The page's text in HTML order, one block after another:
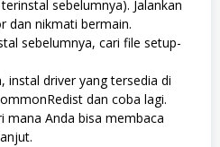
sebelumnya). Jalankan
dan nikmati bermain.
sebelumnya, cari file setup-
instal driver yang tersedia di
dan coba lagi.
mana Anda bisa membaca